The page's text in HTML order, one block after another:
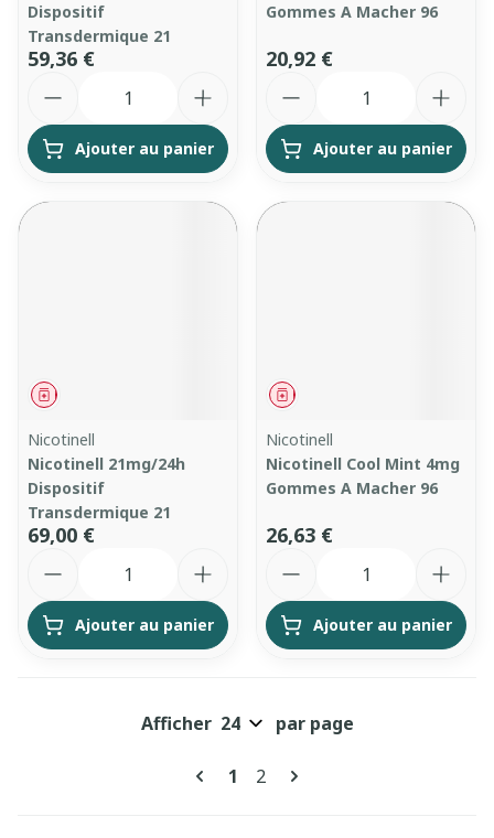
Dispositif
Transdermique 21
59,36 €
Ajouter au panier
Gommes A Macher 96
20,92 €
Ajouter au panier
Médicament
Nicotinell
Nicotinell 21mg/24h
Dispositif
Transdermique 21
69,00 €
Ajouter au panier
Médicament
Nicotinell
Nicotinell Cool Mint 4mg
Gommes A Macher 96
26,63 €
Ajouter au panier
Pages
Vous lisez actuellement la
1 Page
2
Afficher par page